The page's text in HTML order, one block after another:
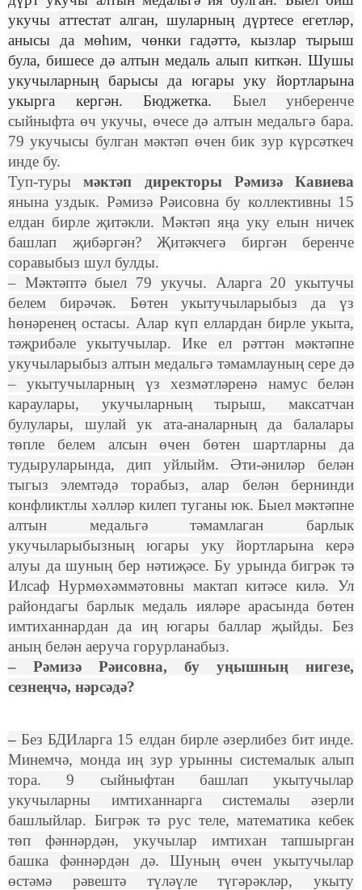
укучы аттестат алган, шуларның дүртесе егетләр,
анысы да мөһим, чөнки гадәттә, кызлар тырыш
була, бишесе дә алтын медаль алып киткән. Шушы
укучыларның барысы да югары уку йортларына
укырга кергән. Бюджетка. Быел унберенче
сыйныфта өч укучы, өчесе дә алтын медальгә бара.
79 укучысы булган мәктәп өчен бик зур күрсәткеч
инде бу.
Туп-турымәктәп директоры Рәмизә Кавиева
янына уздык. Рәмизә Рәисовна бу коллективны 15
елдан бирле җитәкли. Мәктәп яңа уку елын ничек
башлап җибәргән? Җитәкчегә биргән беренче
соравыбыз шул булды.
– Мәктәптә быел 79 укучы. Аларга 20 укытучы
белем бирәчәк. Бөтен укытучыларыбыз да үз
һөнәренең остасы. Алар күп еллардан бирле укыта,
тәҗрибәле укытучылар. Ике ел рәттән мәктәпне
укучыларыбыз алтын медальгә тәмамлауның сере дә
– укытучыларның үз хезмәтләренә намус белән
караулары, укучыларның тырыш, максатчан
булулары, шулай ук ата-аналарның да балалары
төпле белем алсын өчен бөтен шартларны да
тудыруларында, дип уйлыйм. Әти-әниләр белән
тыгыз элемтәдә торабыз, алар белән бернинди
конфликтлы хәлләр килеп туганы юк. Быел мәктәпне
алтын медальгә тәмамлаган барлык
укучыларыбызның югары уку йортларына керә
алуы да шуның бер нәтиҗәсе. Бу урында бигрәк тә
Илсаф Нурмөхәммәтовны мактап китәсе килә. Ул
райондагы барлык медаль ияләре арасында бөтен
имтиханнардан да иң югары баллар җыйды. Без
аның белән аеруча горурланабыз.
– Рәмизә Рәисовна, бу уңышның нигезе,
сезнеңчә, нәрсәдә?
–Без БДИларга 15 елдан бирле әзерлибез бит инде.
Минемчә, монда иң зур урынны системалык алып
тора. 9 сыйныфтан башлап укытучылар
укучыларны имтиханнарга системалы әзерли
башлыйлар. Бигрәк тә рус теле, математика кебек
төп фәннәрдән, укучылар имтихан тапшырган
башка фәннәрдән дә. Шуның өчен укытучылар
өстәмә рәвештә түләүле түгәрәкләр, укыту